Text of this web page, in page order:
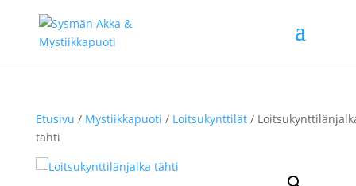
Etusivu / Mystiikkapuoti / Loitsukynttilät/
tähti